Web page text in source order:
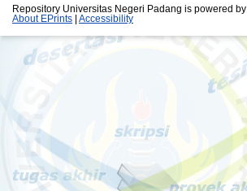
Repository Universitas Negeri Padang is powered by
About EPrints
Accessibility